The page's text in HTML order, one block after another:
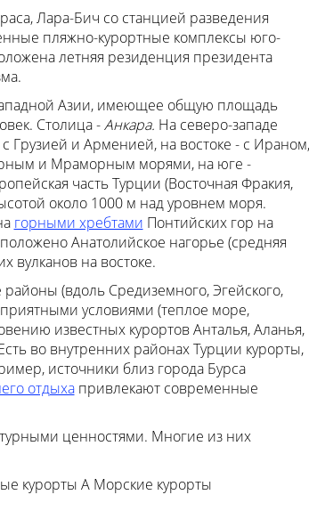
Лара-Бич со станцией разведения
пляжно-курортные комплексы юго-
летняя резиденция президента
Азии, имеющее общую площадь
Столица -Анкара. На северо-западе
Грузией и Арменией, на востоке - с Ираном,
и Мраморным морями, на юге -
часть Турции (Восточная Фракия,
около 1000 м над уровнем моря.
горными хребтами Понтийских гор на
Анатолийское нагорье (средняя
вулканов на востоке.
(вдоль Средиземного, Эгейского,
условиями (теплое море,
известных курортов Анталья, Аланья,
во внутренних районах Турции курорты,
источники близ города Бурса
отдыхапривлекают современные
ценностями. Многие из них
курорты А Морские курорты